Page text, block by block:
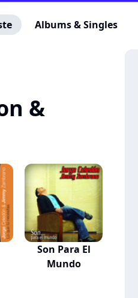
Albums & Singles
&
Son Para El
Mundo